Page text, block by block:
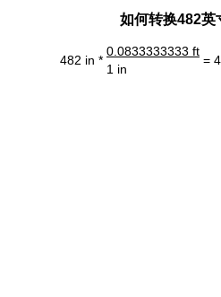
如何转换482英
482 in *
0.0833333333 ft
=
1 in